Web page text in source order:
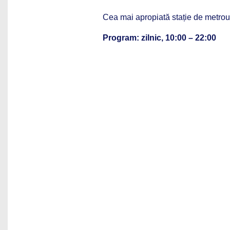
Cea mai apropiată stație de
Program: zilnic, 10:00 – 22:00